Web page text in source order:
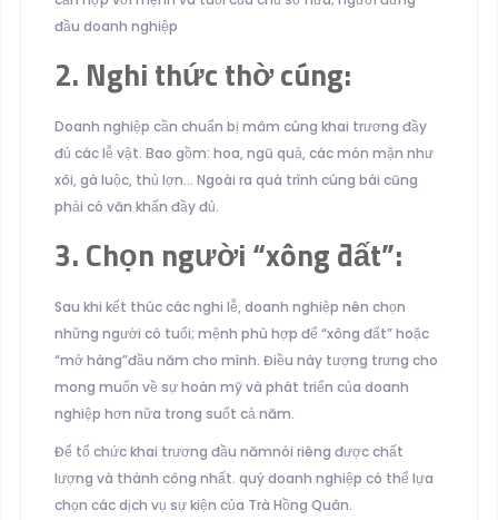
đầu doanh nghiệp
2. Nghi thức thờ cúng:
Doanh nghiệp cần chuẩn bị mâm cúng khai trương đầy
đủ các lễ vật. Bao gồm: hoa, ngũ quả, các món mặn như
xôi, gà luộc, thủ lợn… Ngoài ra quá trình cúng bái cũng
phải có văn khấn đầy đủ.
3. Chọn người “xông đất”:
Sau khi kết thúc các nghi lễ, doanh nghiệp nên chọn
những người có tuổi; mệnh phù hợp để “xông đất” hoặc
“mở hàng”đầu năm cho mình. Điều này tượng trưng cho
mong muốn về sự hoàn mỹ và phát triển của doanh
nghiệp hơn nữa trong suốt cả năm.
Để tổ chức khai trương đầu nămnói riêng được chất
lượng và thành công nhất. quý doanh nghiệp có thể lựa
chọn các dịch vụ sự kiện của Trà Hồng Quân.